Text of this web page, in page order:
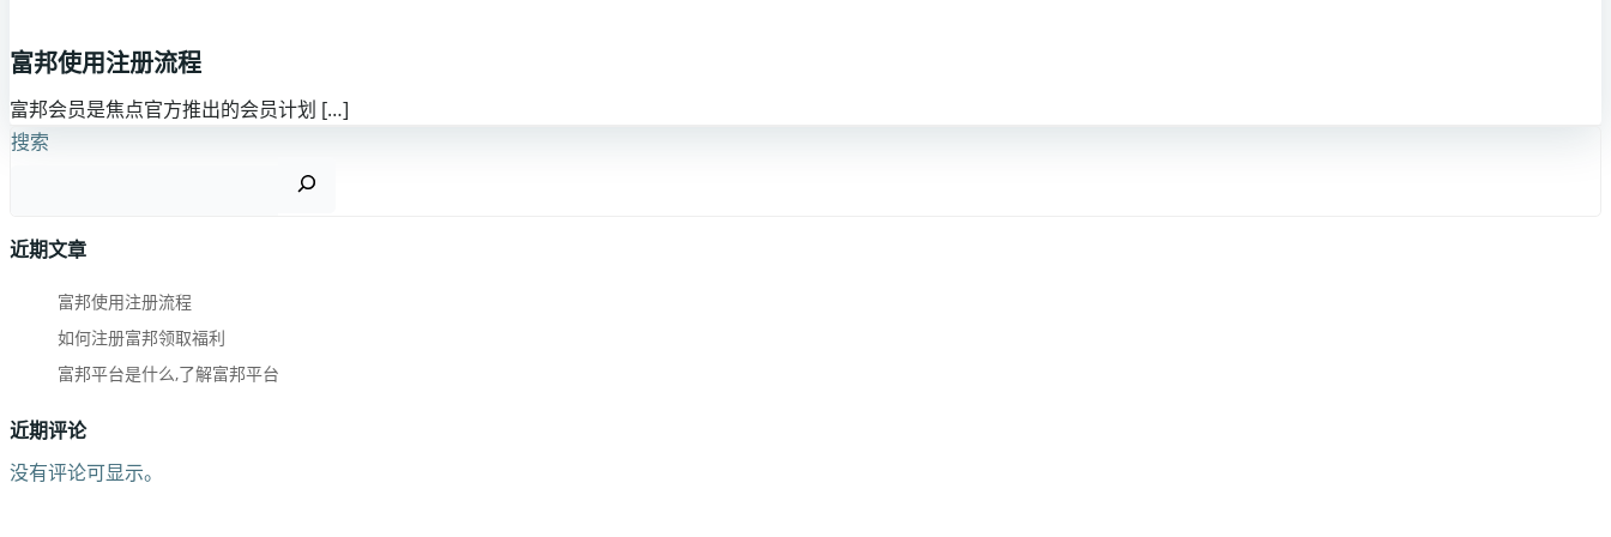
富邦使用注册流程
富邦会员是焦点官方推出的会员计划 […]
搜索
近期文章
富邦使用注册流程
如何注册富邦领取福利
富邦平台是什么,了解富邦平台
近期评论
没有评论可显示。